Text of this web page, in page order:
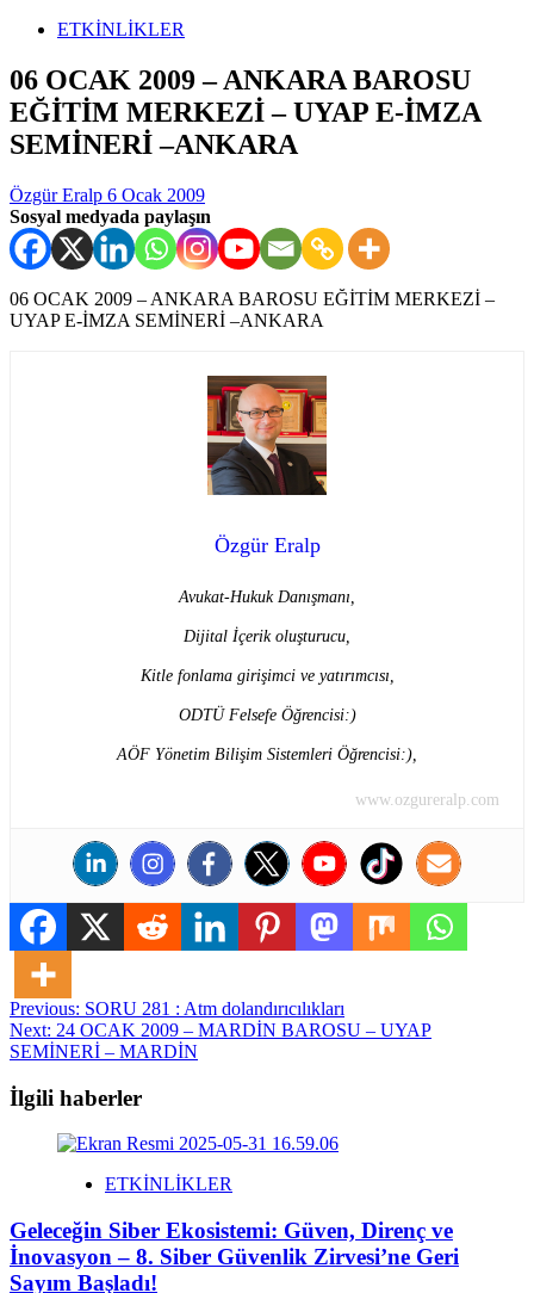
ETKİNLİKLER
06 OCAK 2009 – ANKARA BAROSU
EĞİTİM MERKEZİ – UYAP E-İMZA
SEMİNERİ –ANKARA
Özgür Eralp 6 Ocak 2009
Sosyal medyada paylaşın
06 OCAK 2009 – ANKARA BAROSU EĞİTİM MERKEZİ –
UYAP E-İMZA SEMİNERİ –ANKARA
Özgür Eralp
Avukat-Hukuk Danışmanı,
Dijital İçerik oluşturucu,
Kitle fonlama girişimci ve yatırımcısı,
ODTÜ Felsefe Öğrencisi:)
AÖF Yönetim Bilişim Sistemleri Öğrencisi:),
www.ozgureralp.com
Post
navigation
Previous: SORU 281 : Atm dolandırıcılıkları
Next: 24 OCAK 2009 – MARDİN BAROSU – UYAP
SEMİNERİ – MARDİN
İlgili haberler
ETKİNLİKLER
Geleceğin Siber Ekosistemi: Güven, Direnç ve
İnovasyon – 8. Siber Güvenlik Zirvesi’ne Geri
Sayım Başladı!